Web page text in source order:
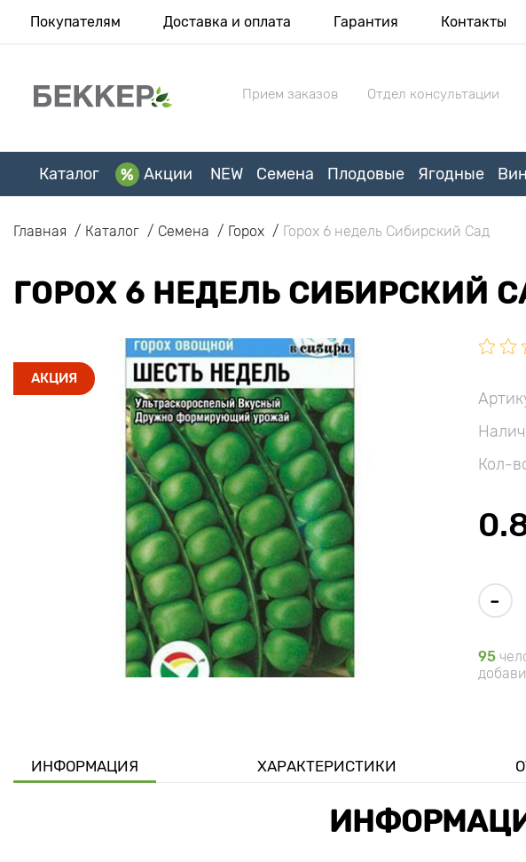
Покупателям Доставка и оплата Гарантия Контакты
Прием заказов Отдел консультации
Каталог Акции NEW Семена Плодовые Ягодные
Главная Каталог Семена Горох Горох 6 недель Сибирский Сад
ГОРОХ 6 НЕДЕЛЬ СИБИРСКИЙ
АКЦИЯ
Кол-
-
95
ИНФОРМАЦИЯ ХАРАКТЕРИСТИКИ